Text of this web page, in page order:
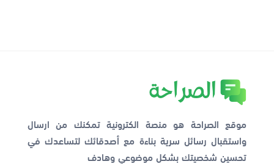
موقع الصراحة هو منصة الكترونية تمكنك من ارسال
واستقبال رسائل سرية بناءة مع أصدقائك لتساعدك في
تحسين شخصيتك بشكل موضوعي وهادف